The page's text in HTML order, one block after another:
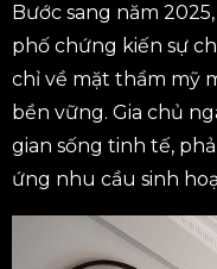
Bước sang năm
phố chứng kiến sự
chỉ về mặt thẩm mỹ
bền vững. Gia chủ
gian sống tinh tế,
ứng nhu cầu sinh